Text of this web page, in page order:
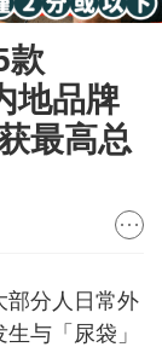
款
地品牌
最高总
部分人日常外
与「尿袋」